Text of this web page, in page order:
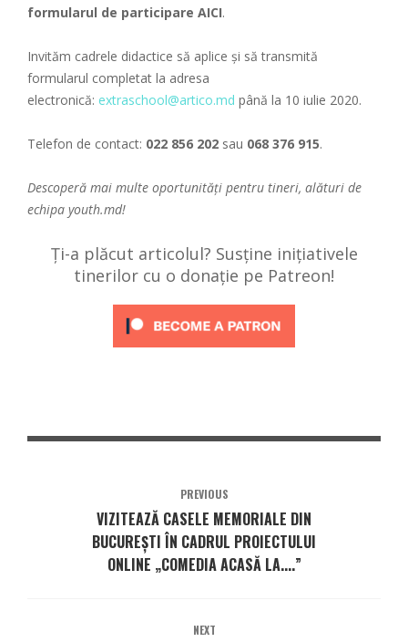
formularul de participare AICI.
Invităm cadrele didactice să aplice și să transmită
formularul completat la adresa
electronică: extraschool@artico.md până la 10 iulie 2020.
Telefon de contact: 022 856 202 sau 068 376 915.
Descoperă mai multe oportunități pentru tineri, alături de
echipa youth.md!
Ți-a plăcut articolul? Susține inițiativele
tinerilor cu o donație pe Patreon!
PREVIOUS
VIZITEAZĂ CASELE MEMORIALE DIN
BUCUREȘTI ÎN CADRUL PROIECTULUI
ONLINE „COMEDIA ACASĂ LA....”
NEXT